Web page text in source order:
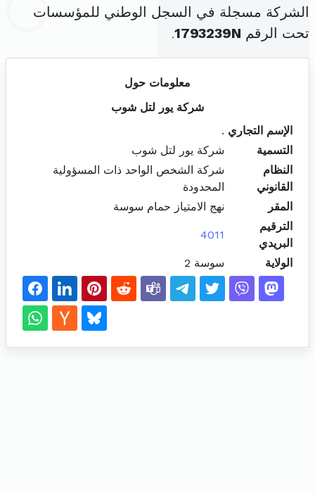
الشركة مسجلة في السجل الوطني للمؤسسات
تحت الرقم 1793239N
.
معلومات حول
شركة يور لتل شوب
الإسم التجاري .
التسمية
شركة يور لتل شوب
النظام
القانوني
شركة الشخص الواحد ذات المسؤولية
المحدودة
المقر
نهج الامتياز حمام سوسة
الترقيم
البريدي
4011
الولاية سوسة 2